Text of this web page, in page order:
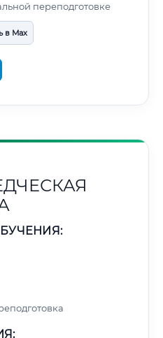
переподготовке
в Max